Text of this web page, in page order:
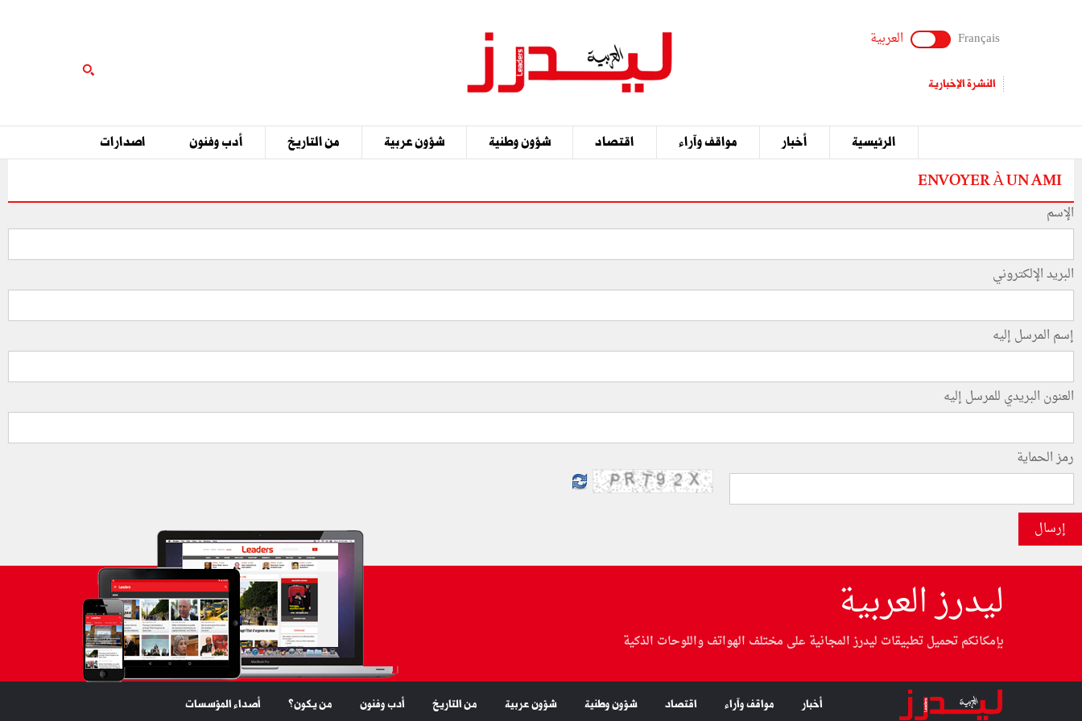
Français العربية
النشرة الإخبارية
الرئيسية أخبار مواقف وآراء اقتصاد شؤون وطنية شؤون عربية من التاريخ أدب وفنون اصدارات
ENVOYER À UN AMI
الإسم
البريد الإلكتروني
إسم المرسل إليه
العنون البريدي للمرسل إليه
رمز الحماية
إرسال
ليدرز العربية
بإمكانكم تحميل تطبيقات ليدرز المجانية على مختلف الهواتف واللوحات الذكية
أخبار مواقف وآراء اقتصاد شؤون وطنية شؤون عربية من التاريخ أدب وفنون من يكون؟ أصداء المؤسسات